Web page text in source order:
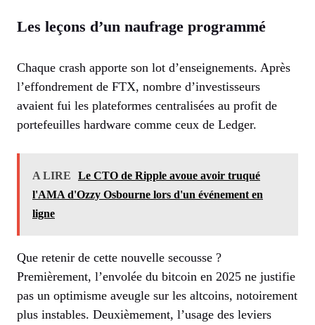
Les leçons d’un naufrage programmé
Chaque crash apporte son lot d’enseignements. Après
l’effondrement de FTX, nombre d’investisseurs
avaient fui les plateformes centralisées au profit de
portefeuilles hardware comme ceux de Ledger.
A LIRE
Le CTO de Ripple avoue avoir truqué
l'AMA d'Ozzy Osbourne lors d'un événement en
ligne
Que retenir de cette nouvelle secousse ?
Premièrement, l’envolée du bitcoin en 2025 ne justifie
pas un optimisme aveugle sur les altcoins, notoirement
plus instables. Deuxièmement, l’usage des leviers